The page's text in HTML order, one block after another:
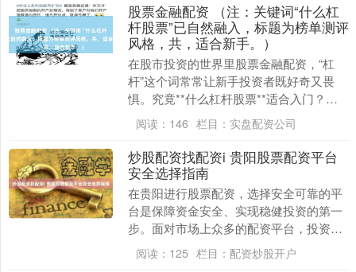
股票金融配资 （注：关键词“什么杠
杆股票”已自然融入，标题为榜单测评
风格，共，适合新手。）
在股市投资的世界里股票金融配资，“杠
杆”这个词常常让新手投资者既好奇又畏
惧。究竟**什么杠杆股票**适合入门？如
何安全地使用杠杆工具？本文将为你揭晓
一份专为新手....
阅读： 146 栏目： 实盘配资公司
炒股配资找配资i 贵阳股票配资平台
安全选择指南
在贵阳进行股票配资，选择安全可靠的平
台是保障资金安全、实现稳健投资的第一
步。面对市场上众多的配资平台，投资者
需谨慎甄别，遵循以下指南，以规避风
险，做出明智选择。....
阅读： 125 栏目： 配资炒股开户